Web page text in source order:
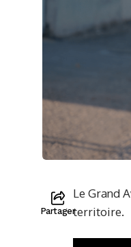
Partager
Le Grand
territoire.